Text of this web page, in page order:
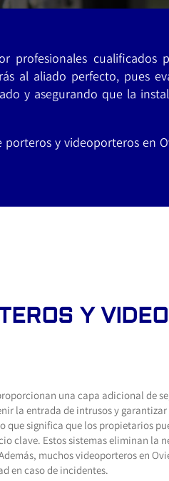
profesionales cualificados
al aliado perfecto, pues
y asegurando que la
y videoporteros en
Y
una capa adicional de
la entrada de intrusos y
significa que los propietarios
clave. Estos sistemas eliminan la
muchos videoporteros en
en caso de incidentes.